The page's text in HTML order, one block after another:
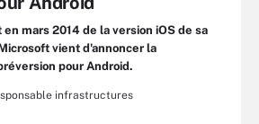
mars 2014 de la version iOS de sa
vient d'annoncer la
pour Android.
infrastructures